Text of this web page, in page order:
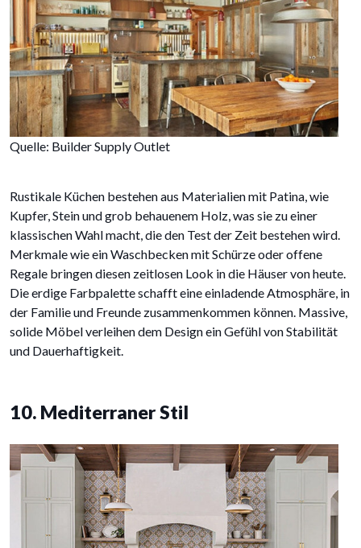
Quelle: Builder Supply Outlet
Rustikale Küchen bestehen aus Materialien mit Patina, wie
Kupfer, Stein und grob behauenem Holz, was sie zu einer
klassischen Wahl macht, die den Test der Zeit bestehen wird.
Merkmale wie ein Waschbecken mit Schürze oder offene
Regale bringen diesen zeitlosen Look in die Häuser von heute.
Die erdige Farbpalette schafft eine einladende Atmosphäre, in
der Familie und Freunde zusammenkommen können. Massive,
solide Möbel verleihen dem Design ein Gefühl von Stabilität
und Dauerhaftigkeit.
10. Mediterraner Stil